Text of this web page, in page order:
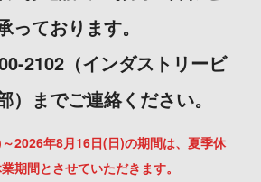
っております。
2102（インダストリービ
）までご連絡ください。
2026年8月16日(日)の期間は、夏季休
期間とさせていただきます。